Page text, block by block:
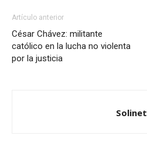
Artículo anterior
César Chávez: militante
católico en la lucha no violenta
por la justicia
Solinet